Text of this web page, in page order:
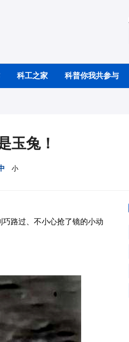
科工之家 科普你我共参与
玉兔！
小
巧路过、不小心抢了镜的小动